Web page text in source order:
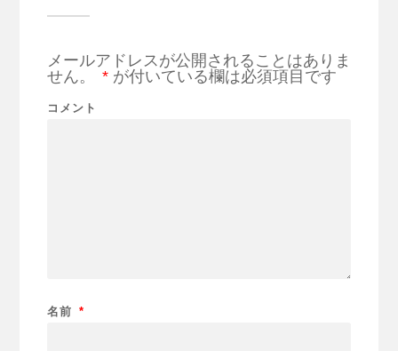
メールアドレスが公開されることはありま
せん。
*が付いている欄は必須項目です
コメント
名前 *